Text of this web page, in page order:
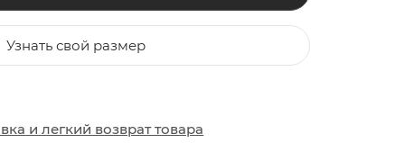
ОБУВЬ
ОБУВЬ
Узнать свой размер
илегкий возврат товара